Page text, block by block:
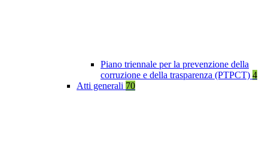
Piano triennale per la prevenzione della
corruzione e della trasparenza (PTPCT) 4
Atti generali 70